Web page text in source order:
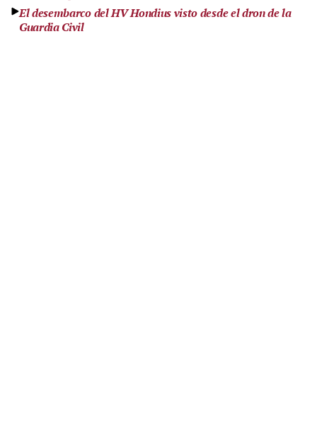
El desembarco del HV Hondius visto desde el dron de la
Guardia Civil